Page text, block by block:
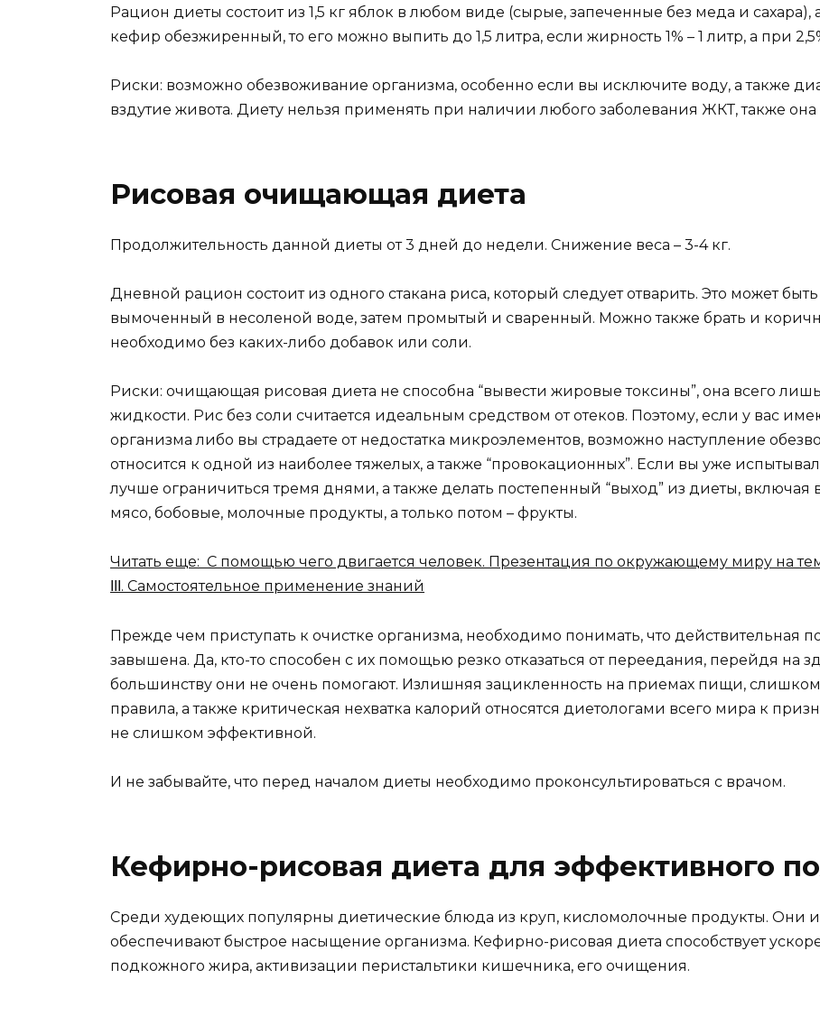
Рацион диеты состоит из 1,5 кг яблок в любом виде (сырые, запеченные без меда и сахара),
кефир обезжиренный, то его можно выпить до 1,5 литра, если жирность 1% – 1 литр, а при
Риски: возможно обезвоживание организма, особенно если вы исключите воду, а также
вздутие живота. Диету нельзя применять при наличии любого заболевания ЖКТ, также она
Рисовая очищающая диета
Продолжительность данной диеты от 3 дней до недели. Снижение веса – 3-4 кг.
Дневной рацион состоит из одного стакана риса, который следует отварить. Это может
вымоченный в несоленой воде, затем промытый и сваренный. Можно также брать и
необходимо без каких-либо добавок или соли.
Риски: очищающая рисовая диета не способна “вывести жировые токсины”, она всего
жидкости. Рис без соли считается идеальным средством от отеков. Поэтому, если у вас
организма либо вы страдаете от недостатка микроэлементов, возможно наступление
относится к одной из наиболее тяжелых, а также “провокационных”. Если вы уже
лучше ограничиться тремя днями, а также делать постепенный “выход” из диеты,
мясо, бобовые, молочные продукты, а только потом – фрукты.
Читать еще: С помощью чего двигается человек. Презентация по окружающему миру на
ΙΙΙ. Самостоятельное применение знаний
Прежде чем приступать к очистке организма, необходимо понимать, что действительная
завышена. Да, кто-то способен с их помощью резко отказаться от переедания, перейдя на
большинству они не очень помогают. Излишняя зацикленность на приемах пищи,
правила, а также критическая нехватка калорий относятся диетологами всего мира к
не слишком эффективной.
И не забывайте, что перед началом диеты необходимо проконсультироваться с врачом.
Кефирно-рисовая диета для эффективного
Среди худеющих популярны диетические блюда из круп, кисломолочные продукты. Они
обеспечивают быстрое насыщение организма. Кефирно-рисовая диета способствует
подкожного жира, активизации перистальтики кишечника, его очищения.